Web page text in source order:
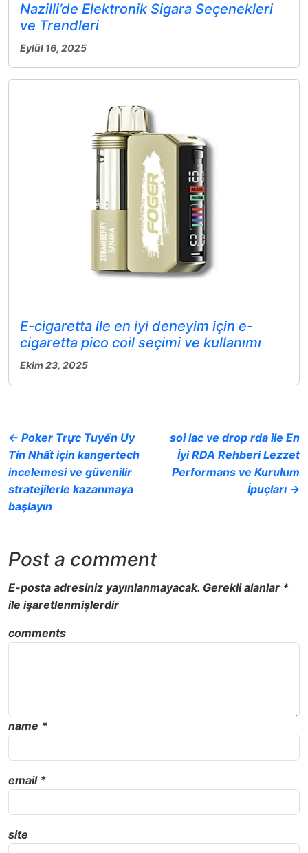
Nazilli’de Elektronik Sigara Seçenekleri
ve Trendleri
Eylül 16, 2025
E-cigaretta ile en iyi deneyim için e-
cigaretta pico coil seçimi ve kullanımı
Ekim 23, 2025
← Poker Trực Tuyến Uy
Tín Nhất için kangertech
incelemesi ve güvenilir
stratejilerle kazanmaya
başlayın
soi lac ve drop rda ile En
İyi RDA Rehberi Lezzet
Performans ve Kurulum
İpuçları →
Post a comment
E-posta adresiniz yayınlanmayacak. Gerekli alanlar *
ile işaretlenmişlerdir
comments
name *
email *
site